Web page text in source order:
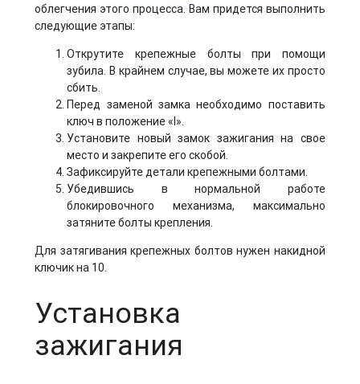
облегчения этого процесса. Вам придется выполнить
следующие этапы:
Открутите крепежные болты при помощи
зубила. В крайнем случае, вы можете их просто
сбить.
Перед заменой замка необходимо поставить
ключ в положение «I».
Установите новый замок зажигания на свое
место и закрепите его скобой.
Зафиксируйте детали крепежными болтами.
Убедившись в нормальной работе
блокировочного механизма, максимально
затяните болты крепления.
Для затягивания крепежных болтов нужен накидной
ключик на 10.
Установка
зажигания